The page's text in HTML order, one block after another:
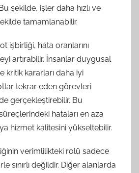
şekilde, işler daha hızlı ve
tamamlanabilir.
işbirliği, hata oranlarını
artırabilir. İnsanlar duygusal
kritik kararları daha iyi
tekrar eden görevleri
gerçekleştirebilir. Bu
hataları en aza
hizmet kalitesini yükseltebilir.
verimlilikteki rolü sadece
sınırlı değildir. Diğer alanlarda